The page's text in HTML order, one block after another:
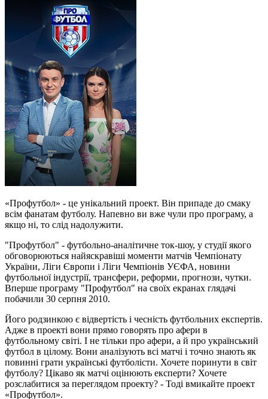
«Профутбол» - це унікальний проект. Він припаде до смаку
всім фанатам футболу. Напевно ви вже чули про програму, а
якщо ні, то слід надолужити.
"Профутбол" - футбольно-аналітичне ток-шоу, у студії якого
обговорюються найяскравіші моменти матчів Чемпіонату
України, Ліги Європи і Ліги Чемпіонів УЄФА, новини
футбольної індустрії, трансфери, реформи, прогнози, чутки.
Вперше програму "Профутбол" на своїх екранах глядачі
побачили 30 серпня 2010.
Його родзинкою є відвертість і чесність футбольних експертів.
Адже в проекті вони прямо говорять про афери в
футбольному світі. І не тільки про афери, а й про український
футбол в цілому. Вони аналізують всі матчі і точно знають як
повинні грати українські футболісти. Хочете поринути в світ
футболу? Цікаво як матчі оцінюють експерти? Хочете
розслабитися за переглядом проекту? - Тоді вмикайте проект
«Профутбол».